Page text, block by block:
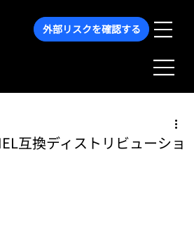
外部リスクを確認する
互換ディストリビューショ